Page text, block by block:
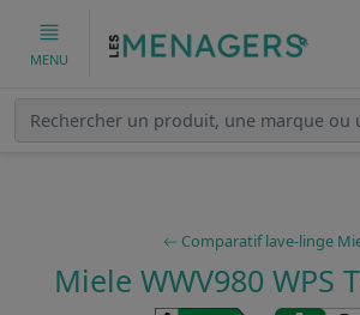
MENU
Comparatif lave-linge
Miele WWV980 WPS